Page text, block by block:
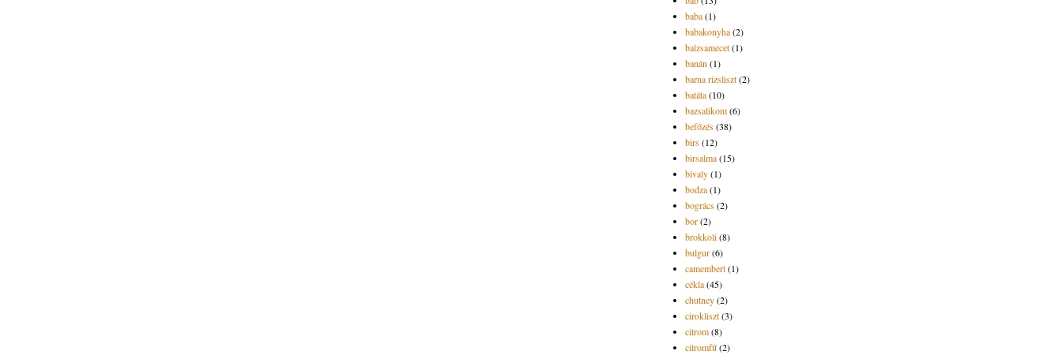
baba(1)
babakonyha(2)
balzsamecet(1)
banán(1)
barna rizsliszt(2)
batáta(10)
bazsalikom(6)
befőzés(38)
birs(12)
birsalma(15)
bivaly(1)
bodza(1)
bogrács(2)
bor(2)
brokkoli(8)
bulgur(6)
camembert(1)
cékla(45)
chutney(2)
cirokliszt(3)
citrom(8)
citromfű(2)